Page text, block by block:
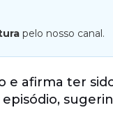
pelo nosso canal.
afirma ter